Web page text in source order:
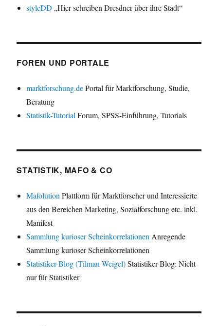
styleDD „Hier schreiben Dresdner über ihre Stadt“
FOREN UND PORTALE
marktforschung.dePortal für Marktforschung, Studie,
Beratung
Statistik-Tutorial Forum, SPSS-Einführung, Tutorials
STATISTIK, MAFO & CO
Mafolution Plattform für Marktforscher und Interessierte
aus den Bereichen Marketing, Sozialforschung etc. inkl.
Manifest
Sammlung kurioser Scheinkorrelationen Anregende
Sammlung kurioser Scheinkorrelationen
Statistiker-Blog (Tilman Weigel)Statistiker-Blog: Nicht
nur für Statistiker